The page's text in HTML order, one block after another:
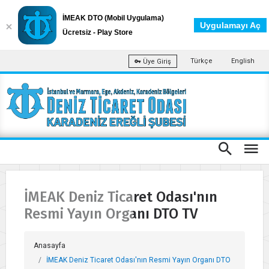
Üye Giriş Türkçe English
İMEAK Deniz Ticaret Odası'nın
Resmi Yayın Organı DTO TV
Anasayfa
İMEAK Deniz Ticaret Odası'nın Resmi Yayın Organı DTO
İMEAK DTO (Mobil Uygulama)
Ücretsiz - Play Store
Uygulamayı Aç